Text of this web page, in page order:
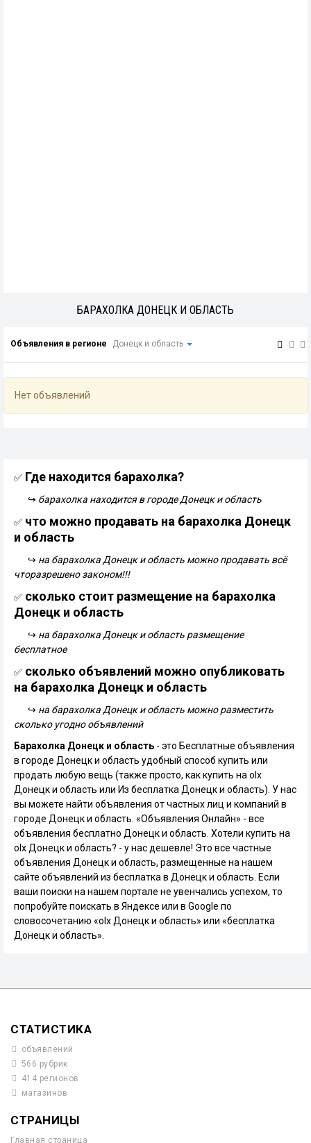
БАРАХОЛКА ДОНЕЦК И ОБЛАСТЬ
Объявления в регионе Донецк и область
Нет объявлений
✅ Где находится барахолка?
↪ барахолка находится в городе Донецк и область
✅ что можно продавать на барахолка Донецк
и область
↪ на барахолка Донецк и область можно продавать всё
чторазрешено законом!!!
✅ сколько стоит размещение на барахолка
Донецк и область
↪ на барахолка Донецк и область размещение
бесплатное
✅ сколько объявлений можно опубликовать
на барахолка Донецк и область
↪ на барахолка Донецк и область можно разместить
сколько угодно объявлений
Барахолка Донецк и область - это Бесплатные объявления
в городе Донецк и область удобный способ купить или
продать любую вещь (также просто, как купить на olx
Донецк и область или Из бесплатка Донецк и область). У нас
вы можете найти объявления от частных лиц и компаний в
городе Донецк и область. «Объявления Онлайн» - все
объявления бесплатно Донецк и область. Хотели купить на
olx Донецк и область? - у нас дешевле! Это все частные
объявления Донецк и область, размещенные на нашем
сайте объявлений из бесплатка в Донецк и область. Если
ваши поиски на нашем портале не увенчались успехом, то
попробуйте поискать в Яндексе или в Google по
словосочетанию «olx Донецк и область» или «бесплатка
Донецк и область».
СТАТИСТИКА
объявлений
566 рубрик
414 регионов
магазинов
СТРАНИЦЫ
Главная страница